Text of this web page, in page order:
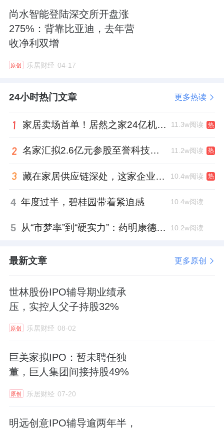
三方。由此，洪英杰、张凤山对鹰峰有限形成
了500万元的债务。
直到2010年7月，洪英杰、张凤山才以银行转
2016年5月，鹰峰有限整体变更为了股份有限
公司，公司名称也随之变为“上海鹰峰电子科技
并公开转让，股票简称“鹰峰电子”，股票代码
（839991.NQ）。
然而，鹰峰电子在挂牌前递交的转股说明书
露。
了深交所对此事的问询。问询函中，深交所要
此次发行上市的法律障碍，是否存在纠纷或潜
鹰峰电子回应称，在没有充分证据的情况下，
仅凭股东向公司借款就认定公司为股东抽逃出
下，股东通过第三方借款取得资金来源，再通
尚水智能登陆深交所开盘涨
275%：背靠比亚迪，去年营
收净利双增
原创 乐居财经 04-17
24小时热门文章 更多热读
家居卖场首单！居然之家24亿机构间REITs获深交所无异议函 11.3w阅读 热
名家汇拟2.6亿元参股至誉科技，跨界布局工业级固态存储 11.2w阅读 热
藏在家居供应链深处，这家企业正在悄悄转型 10.4w阅读 热
4 年度过半，碧桂园带着紧迫感 10.4w阅读
5 从“市梦率”到“硬实力”：药明康德如何用业绩填平2021年估值鸿沟？ 10.2w阅读
最新文章 更多原创
世林股份IPO辅导期业绩承
压，实控人父子持股32%
原创 乐居财经 08-02
巨美家拟IPO：暂未聘任独
董，巨人集团间接持股49%
原创 乐居财经 07-20
明远创意IPO辅导逾两年半，